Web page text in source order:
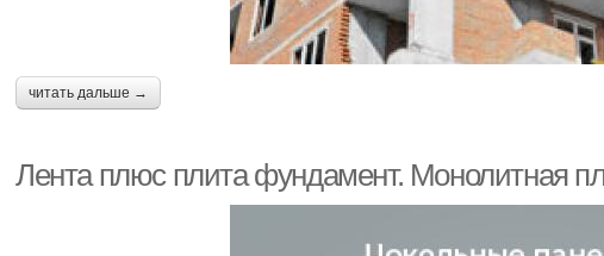
читать дальше →
Лента плюс плита фундамент. Монолитная